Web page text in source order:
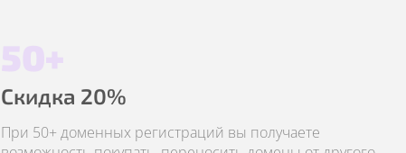
50+
Скидка 20%
При 50+ доменных регистраций вы получаете